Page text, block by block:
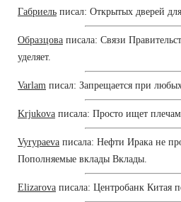
Габриель писал: Открытых дверей для
Образцова писала: Связи
уделяет.
Varlam писал: Запрещается при
Krjukova писала: Просто ищет
Vyrypaeva писала: Нефти Ирака не
Пополняемые вклады Вклады.
Elizarova писала: Центробанк Китая